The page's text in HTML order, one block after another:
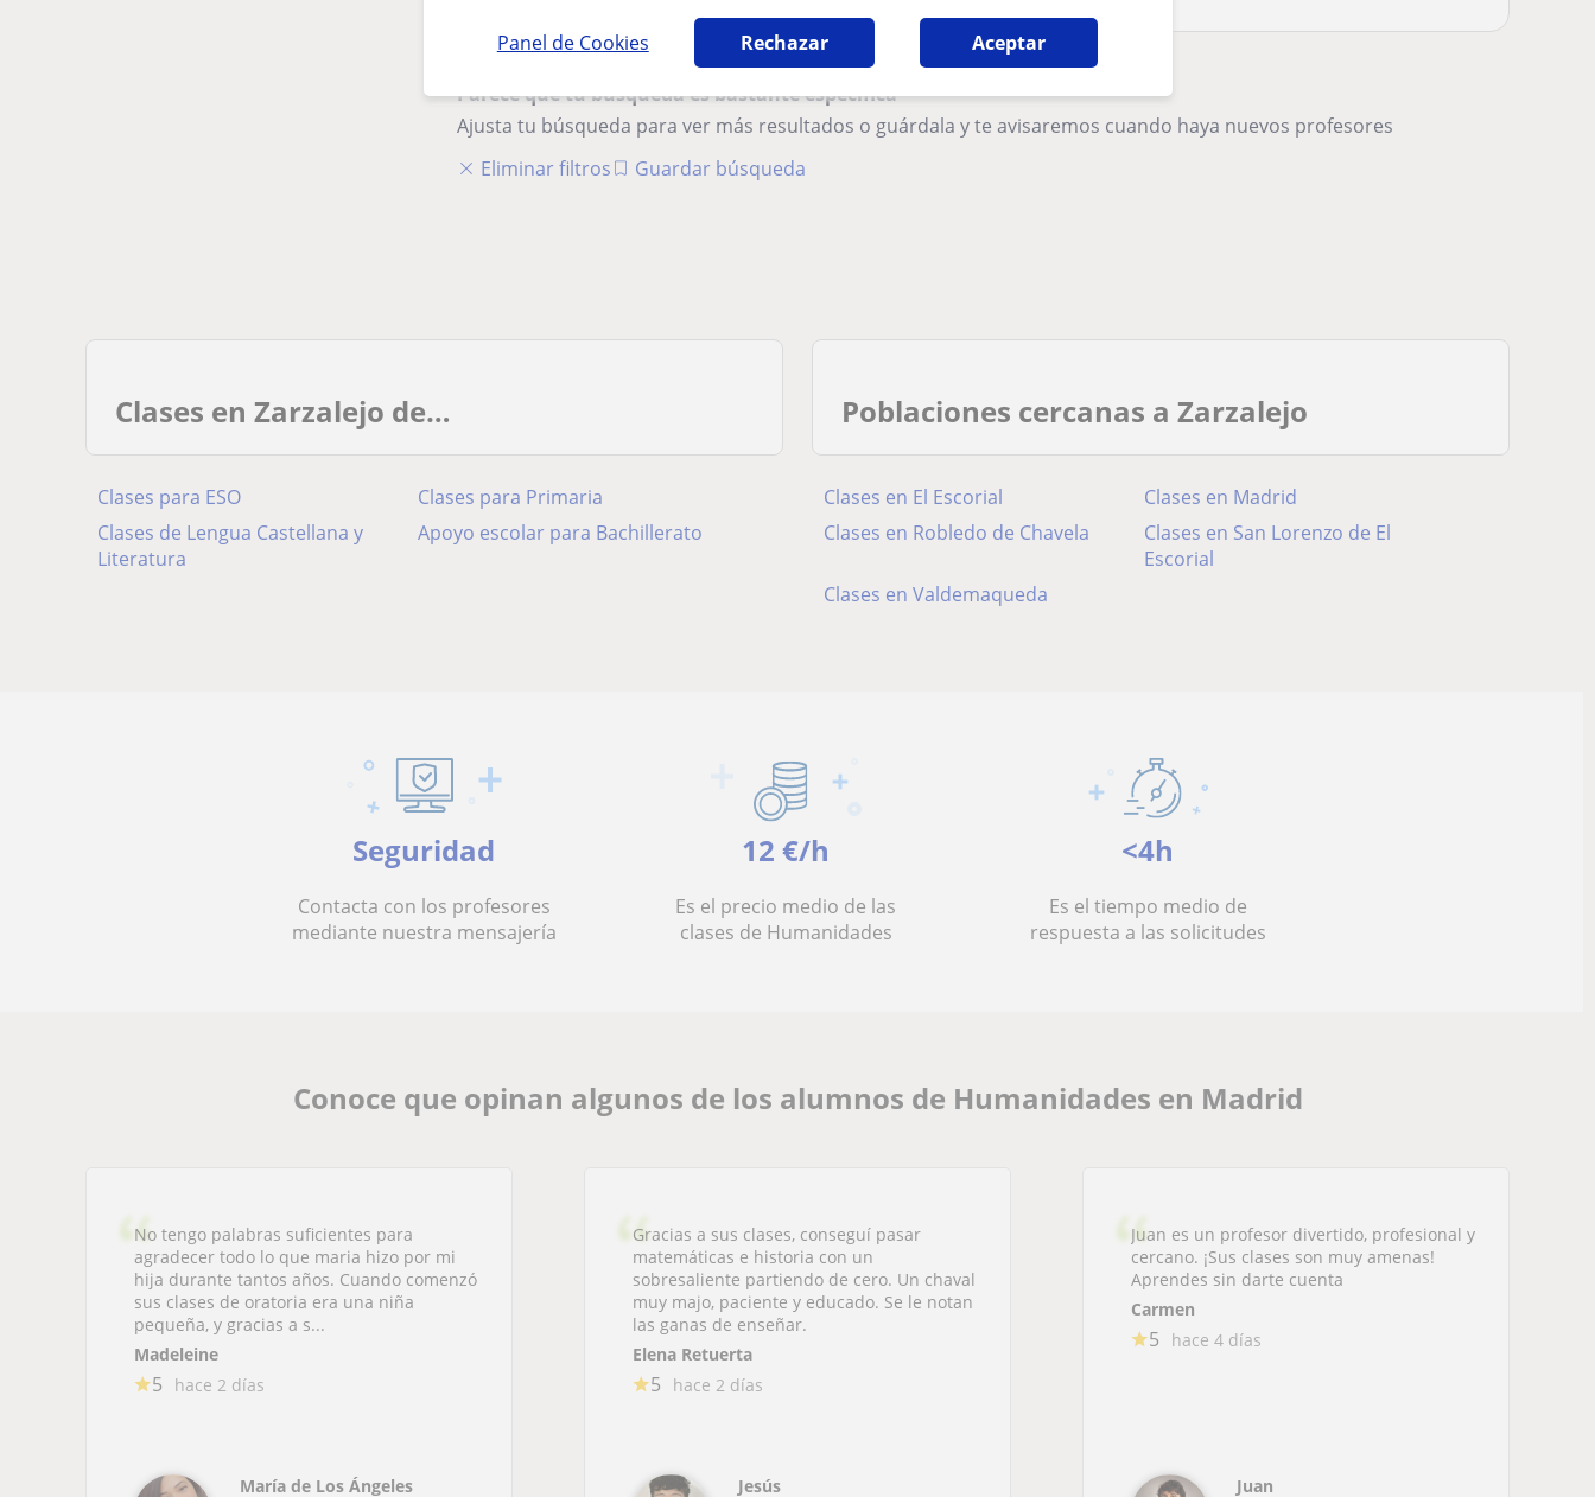
Panel de Cookies Rechazar Aceptar
Parece que tu búsqueda es bastante especifica
Ajusta tu búsqueda para ver más resultados o guárdala y te avisaremos cuando haya nuevos profesores
Eliminar filtros
Guardar búsqueda
Clases en Zarzalejo de…
Clases para ESO
Clases para Primaria
Clases de Lengua Castellana y
Literatura
Apoyo escolar para Bachillerato
Poblaciones cercanas a Zarzalejo
Clases en El Escorial
Clases en Madrid
Clases en Robledo de Chavela
Clases en San Lorenzo de El
Escorial
Clases en Valdemaqueda
Seguridad
Contacta con los profesores
mediante nuestra mensajería
12 €/h
Es el precio medio de las
clases de Humanidades
<4h
Es el tiempo medio de
respuesta a las solicitudes
Conoce que opinan algunos de los alumnos de Humanidades en Madrid
No tengo palabras suficientes para
agradecer todo lo que maria hizo por mi
hija durante tantos años. Cuando comenzó
sus clases de oratoria era una niña
pequeña, y gracias a s...
Madeleine
5 hace 2 días
María de Los Ángeles
Gracias a sus clases, conseguí pasar
matemáticas e historia con un
sobresaliente partiendo de cero. Un chaval
muy majo, paciente y educado. Se le notan
las ganas de enseñar.
Elena Retuerta
5 hace 2 días
Jesús
Juan es un profesor divertido, profesional y
cercano. ¡Sus clases son muy amenas!
Aprendes sin darte cuenta
Carmen
5 hace 4 días
Juan